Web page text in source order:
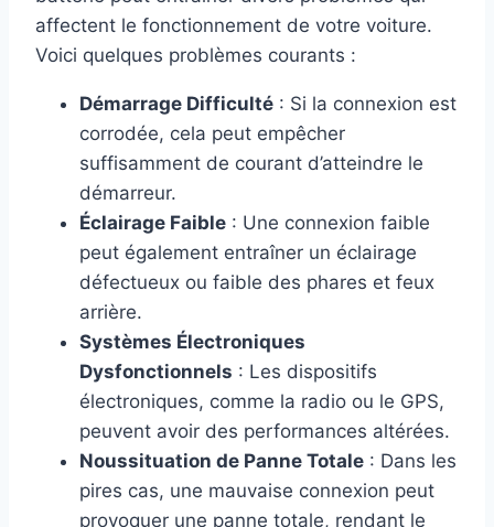
affectent le fonctionnement de votre voiture.
Voici quelques problèmes courants :
Démarrage Difficulté : Si la connexion est
corrodée, cela peut empêcher
suffisamment de courant d’atteindre le
démarreur.
Éclairage Faible : Une connexion faible
peut également entraîner un éclairage
défectueux ou faible des phares et feux
arrière.
Systèmes Électroniques
Dysfonctionnels : Les dispositifs
électroniques, comme la radio ou le GPS,
peuvent avoir des performances altérées.
Noussituation de Panne Totale : Dans les
pires cas, une mauvaise connexion peut
provoquer une panne totale, rendant le